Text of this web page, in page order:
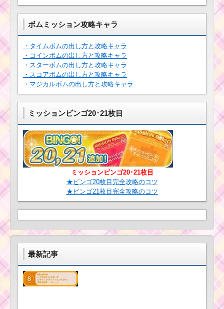
ミッキー＆フレンズシ
リーズシリーズを100
個消すミッションを攻
略するツム
ツムツム7月！アリスイ
ンと報酬一覧のまとめ
耳が丸いツムで
スコアボムを合
計9個消すミッシ
ョンを攻略する
ツム
ミッキー＆フレンズシ
リーズで60コンボする
ミッションを攻略する
ハロウィーンのツム
で500万点稼ぐミッシ
ョンを攻略するツム
ツムツム6月ディズニ
ーストーリーブックス
イベント2枚目のミッシ
ョン内容と攻略
ンズシリーズで
20回フィーバー
するミッション
を攻略するツム
黒色のツムを110個消
すミッションを攻略す
るツム
耳がとがったツムで6
回フィーバーするミッ
ションを攻略するツム
ボムミッション攻略キャラ
・タイムボムの出し方と攻略キャラ
・コインボムの出し方と攻略キャラ
・スターボムの出し方と攻略キャラ
・スコアボムの出し方と攻略キャラ
・マジカルボムの出し方と攻略キャラ
ミッションビンゴ20･21枚目
ミッションビンゴ20･21枚目
★ビンゴ20枚目完全攻略のコツ
★ビンゴ21枚目完全攻略のコツ
最新記事